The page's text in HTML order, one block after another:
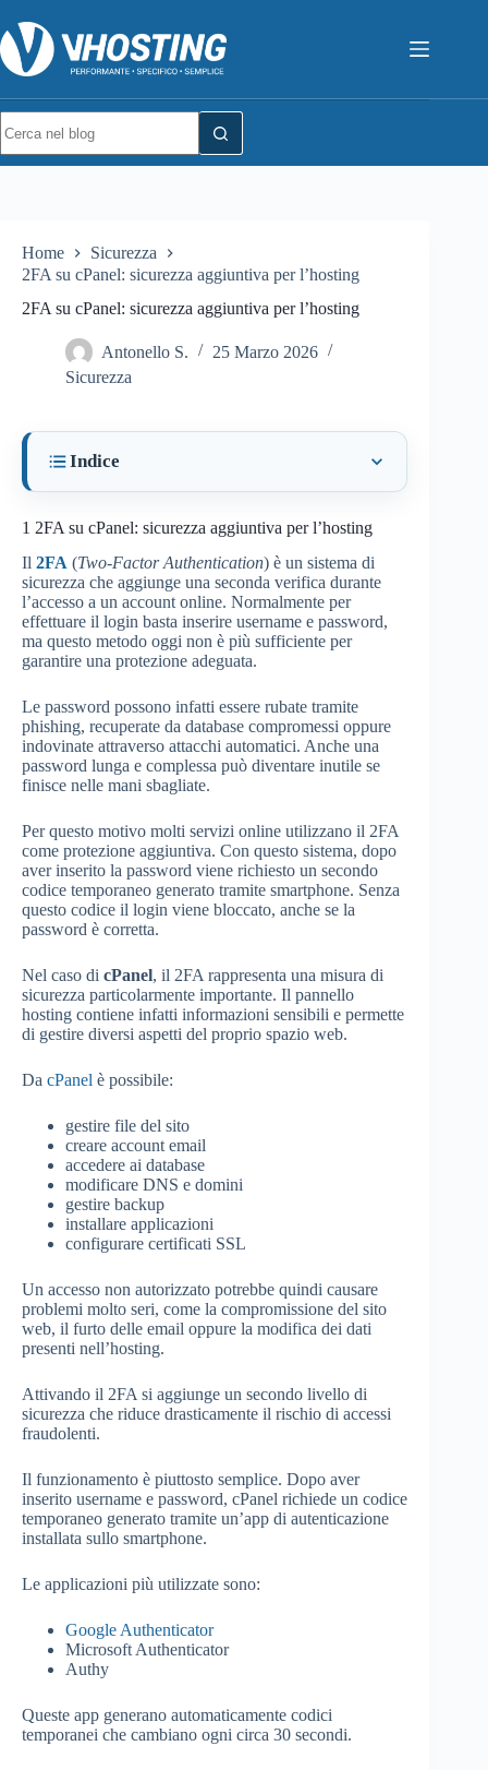
Home
Sicurezza
2FA su cPanel: sicurezza aggiuntiva per l’hosting
2FA su cPanel: sicurezza aggiuntiva per l’hosting
Antonello S.
25 Marzo 2026
Sicurezza
Indice
1 2FA su cPanel: sicurezza aggiuntiva per l’hosting
Il 2FA (Two-Factor Authentication) è un sistema di
sicurezza che aggiunge una seconda verifica durante
l’accesso a un account online. Normalmente per
effettuare il login basta inserire username e password,
ma questo metodo oggi non è più sufficiente per
garantire una protezione adeguata.
Le password possono infatti essere rubate tramite
phishing, recuperate da database compromessi oppure
indovinate attraverso attacchi automatici. Anche una
password lunga e complessa può diventare inutile se
finisce nelle mani sbagliate.
Per questo motivo molti servizi online utilizzano il 2FA
come protezione aggiuntiva. Con questo sistema, dopo
aver inserito la password viene richiesto un secondo
codice temporaneo generato tramite smartphone. Senza
questo codice il login viene bloccato, anche se la
password è corretta.
Nel caso di cPanel, il 2FA rappresenta una misura di
sicurezza particolarmente importante. Il pannello
hosting contiene infatti informazioni sensibili e permette
di gestire diversi aspetti del proprio spazio web.
Da cPanel è possibile:
gestire file del sito
creare account email
accedere ai database
modificare DNS e domini
gestire backup
installare applicazioni
configurare certificati SSL
Un accesso non autorizzato potrebbe quindi causare
problemi molto seri, come la compromissione del sito
web, il furto delle email oppure la modifica dei dati
presenti nell’hosting.
Attivando il 2FA si aggiunge un secondo livello di
sicurezza che riduce drasticamente il rischio di accessi
fraudolenti.
Il funzionamento è piuttosto semplice. Dopo aver
inserito username e password, cPanel richiede un codice
temporaneo generato tramite un’app di autenticazione
installata sullo smartphone.
Le applicazioni più utilizzate sono:
Google Authenticator
Microsoft Authenticator
Authy
Queste app generano automaticamente codici
temporanei che cambiano ogni circa 30 secondi.